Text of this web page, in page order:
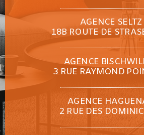
AGENCE SELTZ
18B ROUTE DE
AGENCE
3 RUE RAYMOND
AGENCE
2 RUE DES